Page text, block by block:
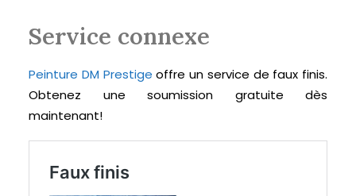
Service connexe
Peinture DM Prestige offre un service de faux finis.
Obtenez une soumission gratuite dès
maintenant!